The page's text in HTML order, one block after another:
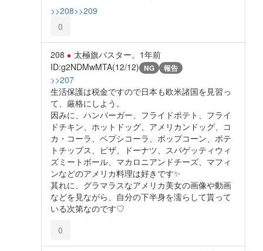
>>208>>209
0
208 太極旗バスター。 1年前
ID:g2NDMwMTA(12/12) NG 報告
>>207
生活保護は税金ですので日本も欧米諸国を見習っ
て、厳格にしよう。
因みに、ハンバーガー、フライドポテト、フライ
ドチキン、ホットドッグ、アメリカンドッグ、コ
カ・コーラ、ペプシコーラ、ポップコーン、ポテ
トチップス、ピザ、ドーナツ、スパゲッティウィ
ズミートボール、マカロニアンドチーズ、マフィ
ンなどのアメリカ料理は好きです✨️
其れに、グラマラスなアメリカ美女の画像や動画
などを見ながら、自分の下半身を濡らして貰って
いる次第なのです♡
0